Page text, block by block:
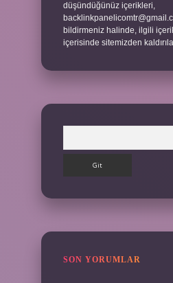
düşündüğünüz içerikleri,
bildirmeniz halinde, ilgili
içerisinde sitemizden
SON YORUMLAR